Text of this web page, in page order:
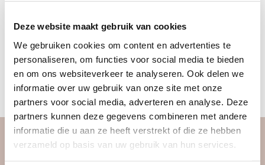
Deze website maakt gebruik van cookies
We gebruiken cookies om content en advertenties te
personaliseren, om functies voor social media te bieden
en om ons websiteverkeer te analyseren. Ook delen we
informatie over uw gebruik van onze site met onze
partners voor social media, adverteren en analyse. Deze
partners kunnen deze gegevens combineren met andere
informatie die u aan ze heeft verstrekt of die ze hebben
verzameld op basis van uw gebruik van hun services.
Daphne is holistisch coach en Transformational Cupping
therapeut. Haar missie is om vrouwen te helpen oude pijn
los te laten. Ze is gepassioneerd om hen balans te laten
vinden. Ze gelooft dat voedzaam eten & effectief trainen de
manier is naar een gezond leven.
over ons